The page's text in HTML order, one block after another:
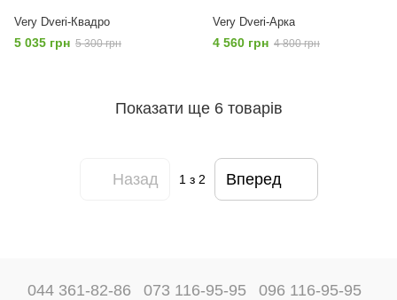
Very Dveri-Квадро
5 035 грн 5 300 грн
Very Dveri-Арка
4 560 грн 4 800 грн
Показати ще 6 товарів
Назад 1з 2 Вперед
044 361-82-86 073 116-95-95 096 116-95-95